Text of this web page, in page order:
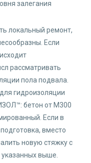
залегания
локальный ремонт,
Если
рассматривать
пола подвала.
гидроизоляции
бетон от М300
Если в
вместо
новую стяжку с
выше.